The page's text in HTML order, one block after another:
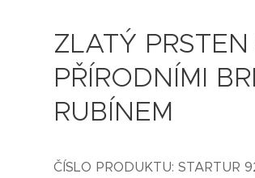
ZLATÝ PRSTEN
PŘÍRODNÍMI
RUBÍNEM
ČÍSLO PRODUKTU: STARTUR